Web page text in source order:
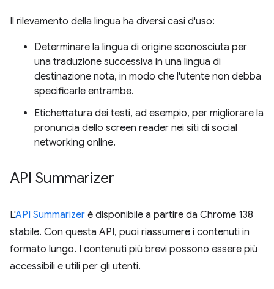
Il rilevamento della lingua ha diversi casi d'uso:
Determinare la lingua di origine sconosciuta per
una traduzione successiva in una lingua di
destinazione nota, in modo che l'utente non debba
specificarle entrambe.
Etichettatura dei testi, ad esempio, per migliorare la
pronuncia dello screen reader nei siti di social
networking online.
API Summarizer
L'API Summarizer è disponibile a partire da Chrome 138
stabile. Con questa API, puoi riassumere i contenuti in
formato lungo. I contenuti più brevi possono essere più
accessibili e utili per gli utenti.